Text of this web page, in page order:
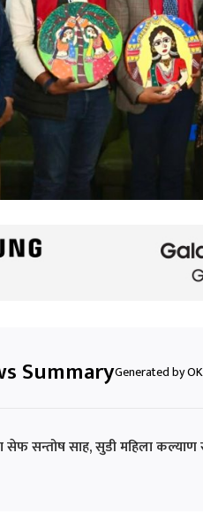
SummaryGenerated by
सेफ सन्तोष साह, सुडी महिला कल्याण